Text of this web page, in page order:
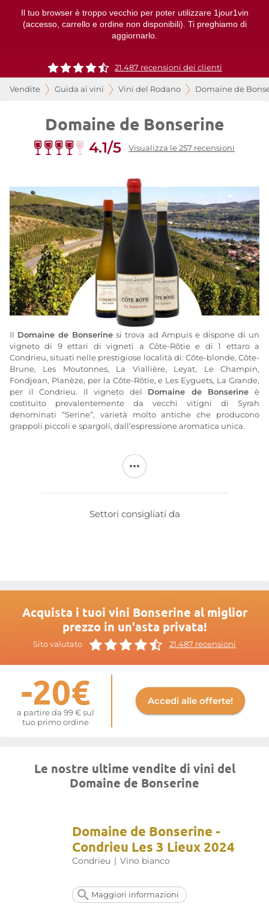
Il tuo browser è troppo vecchio per poter utilizzare 1jour1vin
(accesso, carrello e ordine non disponibili). Ti preghiamo di
aggiornarlo.
21.487 recensioni dei clienti
Vendite Guida ai vini Vini del Rodano Domaine de
Domaine de Bonserine
4.1/5 Visualizza le 257 recensioni
Il Domaine de Bonserine si trova ad Ampuis e dispone di un
vigneto di 9 ettari di vigneti a Côte-Rôtie e di 1 ettaro a
Condrieu, situati nelle prestigiose località di: Côte-blonde, Côte-
Brune, Les Moutonnes, La Viallière, Leyat, Le Champin,
Fondjean, Planèze, per la Côte-Rôtie, e Les Eyguets, La Grande,
per il Condrieu. Il vigneto del Domaine de Bonserine è
costituito prevalentemente da vecchi vitigni di Syrah
denominati “Serine”, varietà molto antiche che producono
grappoli piccoli e spargoli, dall’espressione aromatica unica.
sostenibile, con l’utilizzo di letame compostato e l’aratura dei
terreni in primavera per favorire l’attecchimento in profondità
terroir. Ogni appezzamento viene vinificato separatamente
Settori consigliati da
Acquista i tuoi vini Bonserine al miglior
prezzo in un'asta privata!
Sito valutato 21.487 recensioni
-20€
a partire da 99 € sul
tuo primo ordine
Accedi alle offerte!
Le nostre ultime vendite di vini del
Domaine de Bonserine
Domaine de Bonserine -
Condrieu Les 3 Lieux 2024
Condrieu | Vino bianco
Maggiori informazioni